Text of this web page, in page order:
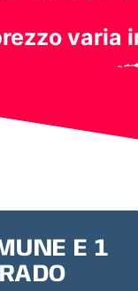
varia
E 1